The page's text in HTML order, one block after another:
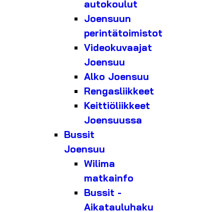
autokoulut
Joensuun
perintätoimistot
Videokuvaajat
Joensuu
Alko Joensuu
Rengasliikkeet
Keittiöliikkeet
Joensuussa
Bussit
Joensuu
Wilima
matkainfo
Bussit -
Aikatauluhaku